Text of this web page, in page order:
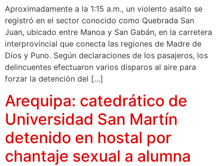
Aproximadamente a la 1:15 a.m., un violento asalto se
registró en el sector conocido como Quebrada San
Juan, ubicado entre Manoa y San Gabán, en la carretera
interprovincial que conecta las regiones de Madre de
Dios y Puno. Según declaraciones de los pasajeros, los
delincuentes efectuaron varios disparos al aire para
forzar la detención del […]
Arequipa: catedrático de
Universidad San Martín
detenido en hostal por
chantaje sexual a alumna